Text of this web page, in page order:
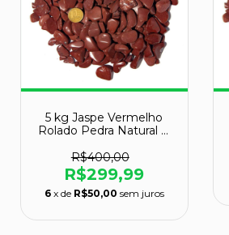
5 kg Jaspe Vermelho
Rolado Pedra Natural P
R$400,00
R$299,99
6 x de R$50,00 sem juros